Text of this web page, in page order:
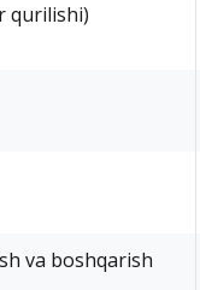
qurilishi)
va boshqarish